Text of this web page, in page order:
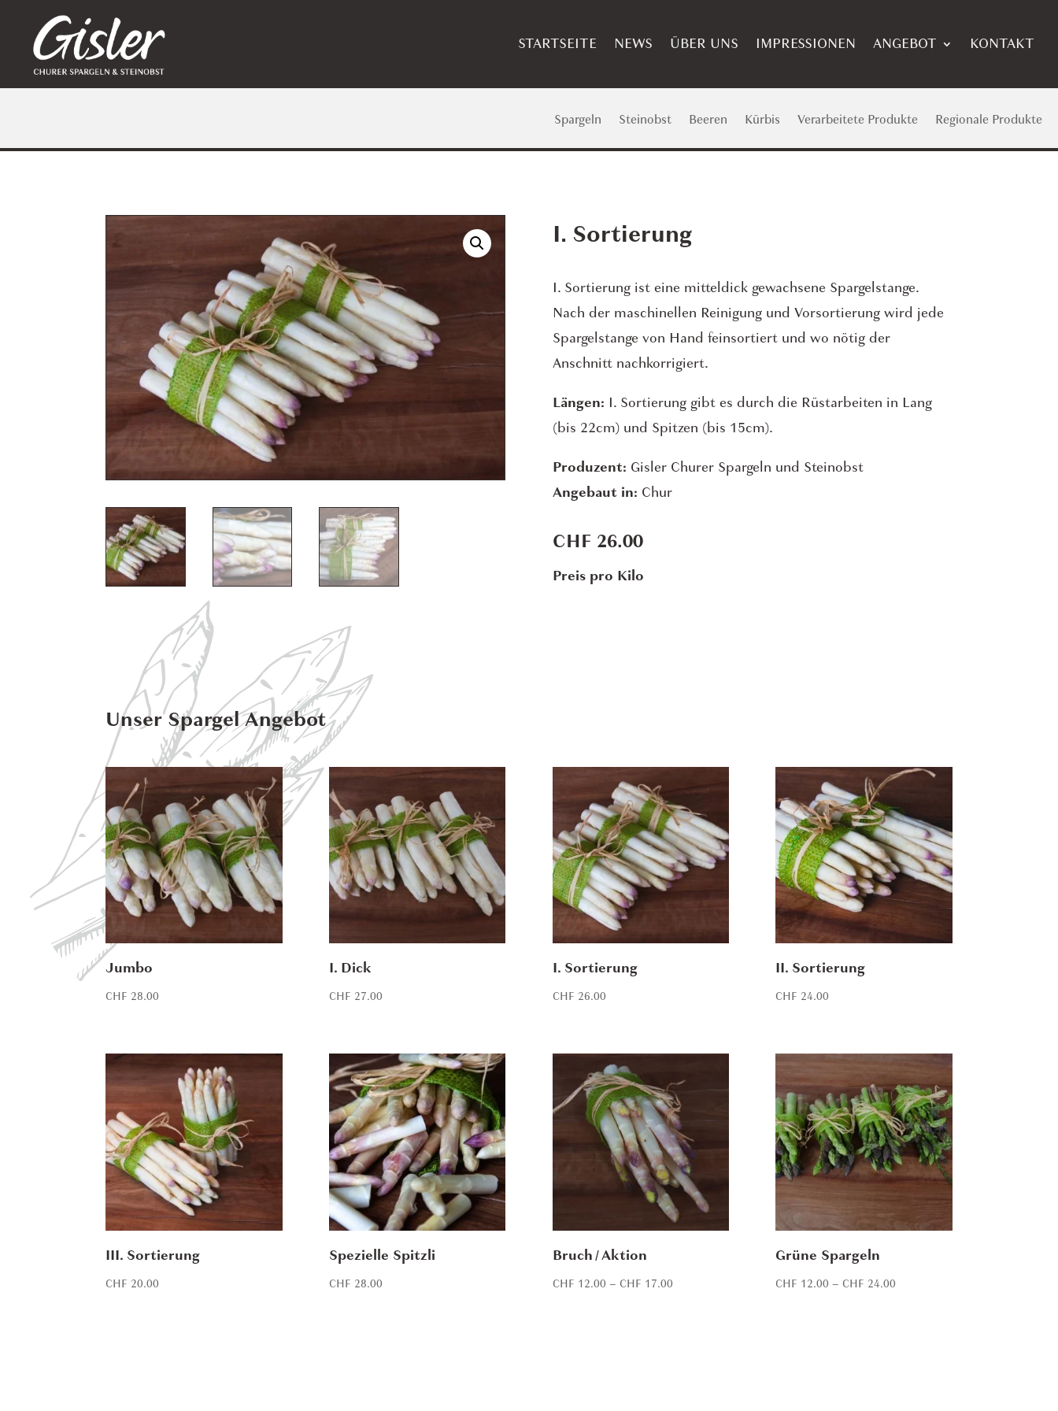
STARTSEITE NEWS ÜBER UNS IMPRESSIONEN ANGEBOT KONTAKT
Spargeln Steinobst Beeren Kürbis Verarbeitete Produkte Regionale Produkte
I. Sortierung
I. Sortierung ist eine mitteldick gewachsene Spargelstange.
Nach der maschinellen Reinigung und Vorsortierung wird jede
Spargelstange von Hand feinsortiert und wo nötig der
Anschnitt nachkorrigiert.
Längen: I. Sortierung gibt es durch die Rüstarbeiten in Lang
(bis 22cm) und Spitzen (bis 15cm).
Produzent: Gisler Churer Spargeln und Steinobst
Angebaut in: Chur
CHF 26.00
Preis pro Kilo
Unser Spargel Angebot
Jumbo
CHF 28.00
I. Dick
CHF 27.00
I. Sortierung
CHF 26.00
II. Sortierung
CHF 24.00
III. Sortierung
CHF 20.00
Spezielle Spitzli
CHF 28.00
Bruch / Aktion
CHF 12.00 – CHF 17.00Price
Grüne Spargeln
CHF 12.00 – CHF 24.00